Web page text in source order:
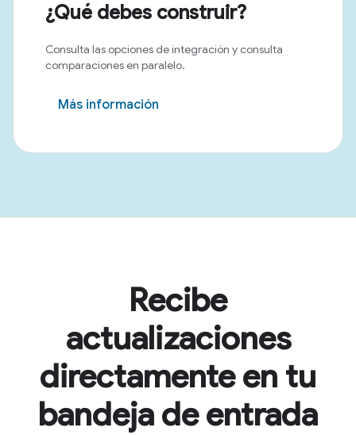
¿Qué debes construir?
Consulta las opciones de integración y consulta
comparaciones en paralelo.
Más información
Recibe
actualizaciones
directamente en tu
bandeja de entrada